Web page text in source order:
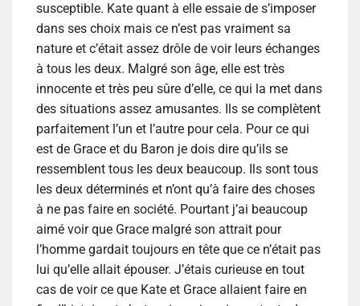
susceptible. Kate quant à elle essaie de s’imposer
dans ses choix mais ce n’est pas vraiment sa
nature et c’était assez drôle de voir leurs échanges
à tous les deux. Malgré son âge, elle est très
innocente et très peu sûre d’elle, ce qui la met dans
des situations assez amusantes. Ils se complètent
parfaitement l’un et l’autre pour cela. Pour ce qui
est de Grace et du Baron je dois dire qu’ils se
ressemblent tous les deux beaucoup. Ils sont tous
les deux déterminés et n’ont qu’à faire des choses
à ne pas faire en société. Pourtant j’ai beaucoup
aimé voir que Grace malgré son attrait pour
l’homme gardait toujours en tête que ce n’était pas
lui qu’elle allait épouser. J’étais curieuse en tout
cas de voir ce que Kate et Grace allaient faire en